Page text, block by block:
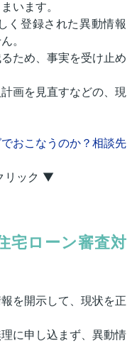
います。
く登録された異動情報
。
ため、事実を受け止め
画を見直すなどの、現
おこなうのか？相談先
リック ▼
宅ローン審査対
を開示して、現状を正
に申し込まず、異動情